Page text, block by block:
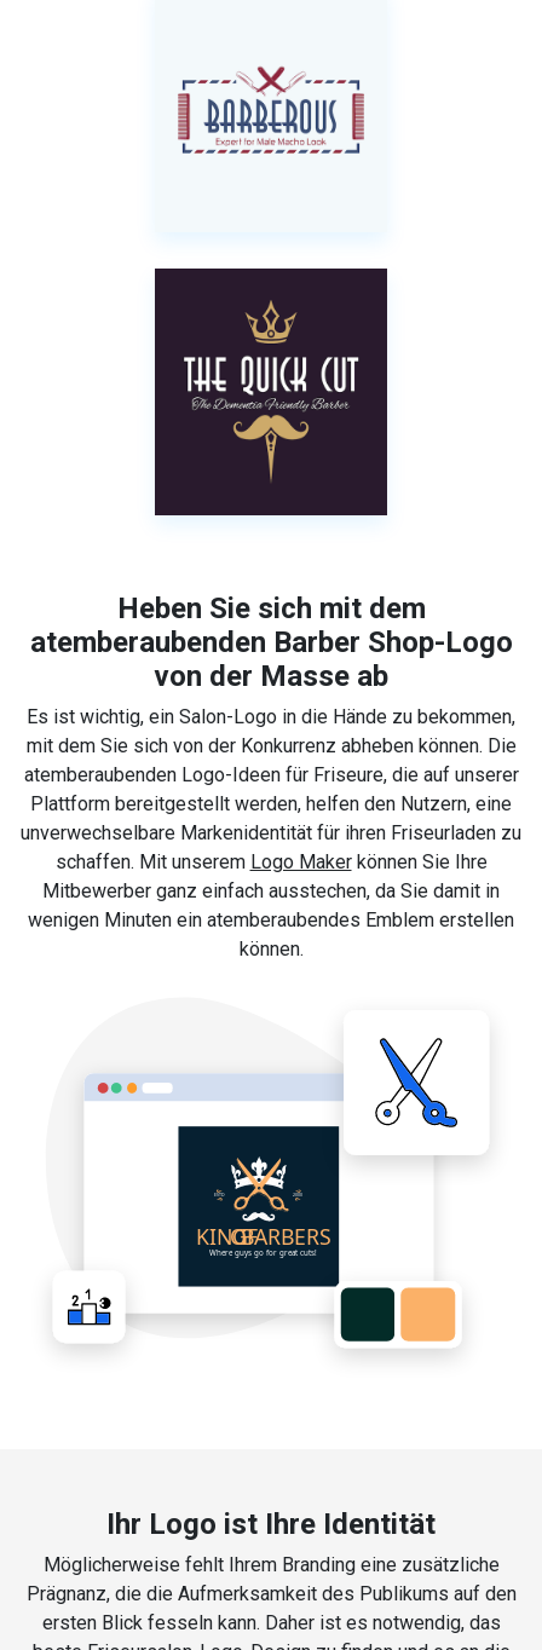
Heben Sie sich mit dem
atemberaubenden Barber Shop-Logo
von der Masse ab
Es ist wichtig, ein Salon-Logo in die Hände zu bekommen,
mit dem Sie sich von der Konkurrenz abheben können. Die
atemberaubenden Logo-Ideen für Friseure, die auf unserer
Plattform bereitgestellt werden, helfen den Nutzern, eine
unverwechselbare Markenidentität für ihren Friseurladen zu
schaffen. Mit unserem Logo Makerkönnen Sie Ihre
Mitbewerber ganz einfach ausstechen, da Sie damit in
wenigen Minuten ein atemberaubendes Emblem erstellen
können.
Ihr Logo ist Ihre Identität
Möglicherweise fehlt Ihrem Branding eine zusätzliche
Prägnanz, die die Aufmerksamkeit des Publikums auf den
ersten Blick fesseln kann. Daher ist es notwendig, das